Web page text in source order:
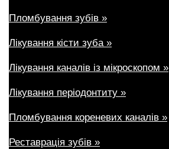
Пломбування зубів »
Лікування кісти зуба »
Лікування каналів із мікроскопом »
Лікування періодонтиту »
Пломбування кореневих каналів »
Реставрація зубів »